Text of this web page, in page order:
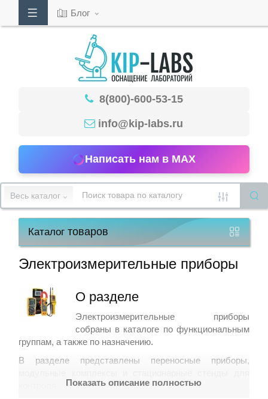
53-
15
работы
Контакты
Блог
8(800)-600-53-15
info@kip-labs.ru
Написать нам в MAX
Весь каталог
Каталогтоваров
Электроизмерительные приборы
О разделе
Электроизмерительные приборы
собраны в каталоге по функциональным
группам, а также по назначению.
В разделе представлены переносные приборы,
Показать описание полностью